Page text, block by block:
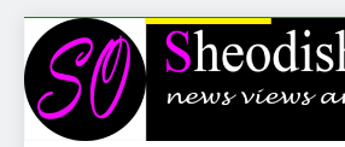
Skip
to
content